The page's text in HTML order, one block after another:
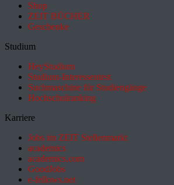
Shop
ZEIT BÜCHER
Geschenke
Studium
HeyStudium
Studium-Interessentest
Suchmaschine für Studiengänge
Hochschulranking
Karriere
Jobs im ZEIT Stellenmarkt
academics
academics.com
GoodJobs
e-fellows.net